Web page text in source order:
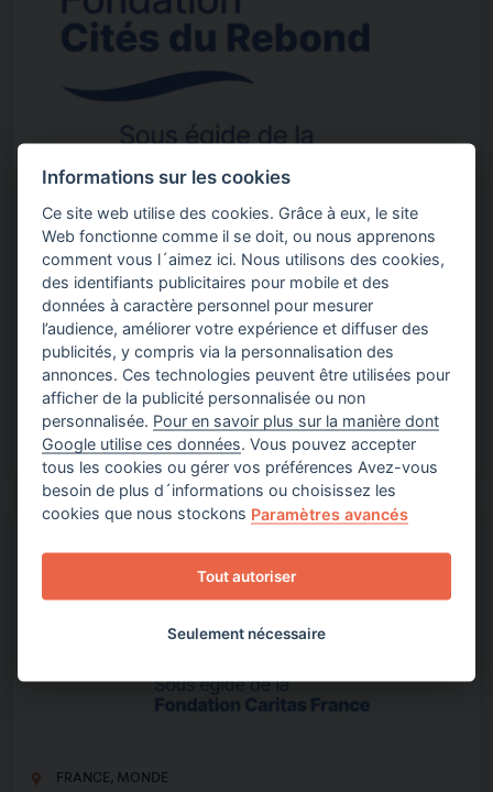
FRANCE
HANDICAP,INSERTION
Fondation Cités du Rebond
La Fondation Cités du Rebond contribue à l’hébergement et
l’insertion…
FRANCE, MONDE
Informations sur les cookies
Ce site web utilise des cookies. Grâce à eux, le site
Web fonctionne comme il se doit, ou nous apprenons
comment vous l´aimez ici. Nous utilisons des cookies,
des identifiants publicitaires pour mobile et des
données à caractère personnel pour mesurer
l’audience, améliorer votre expérience et diffuser des
publicités, y compris via la personnalisation des
annonces. Ces technologies peuvent être utilisées pour
afficher de la publicité personnalisée ou non
personnalisée. Pour en savoir plus sur la manière dont
Google utilise ces données . Vous pouvez accepter
tous les cookies ou gérer vos préférences Avez-vous
besoin de plus d´informations ou choisissez les
cookies que nous stockons Paramètres avancés
Tout autoriser
Seulement nécessaire